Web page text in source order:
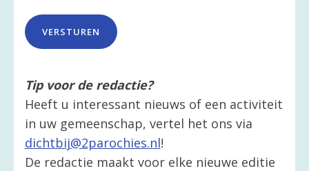
Tip voor de redactie?
Heeft u interessant nieuws of een activiteit
in uw gemeenschap, vertel het ons via
dichtbij@2parochies.nl!
De redactie maakt voor elke nieuwe editie